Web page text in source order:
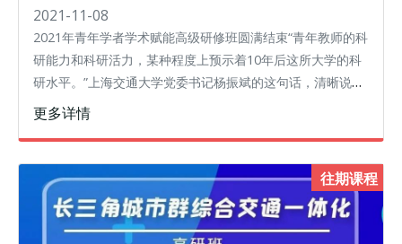
2021-11-08
2021年青年学者学术赋能高级研修班圆满结束“青年教师的科
研能力和科研活力，某种程度上预示着10年后这所大学的科
研水平。”上海交通大学党委书记杨振斌的这句话，清晰说明
了沪上高校近年来对青年科研人员发展重视程度越来越高的
原因。为助力科研新秀脱
更多详情
往期课程